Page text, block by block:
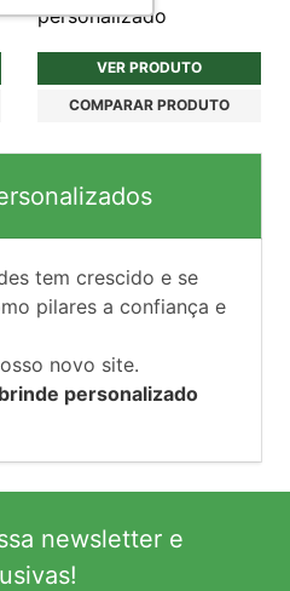
personalizado
VER PRODUTO
COMPARAR PRODUTO
tem crescido e se
pilares a confiança e
novo site.
brinde personalizado
newsletter e